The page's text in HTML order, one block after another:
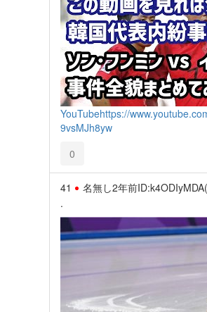
YouTubehttps://
9vsMJh8yw
0
41 名無し2年前
.